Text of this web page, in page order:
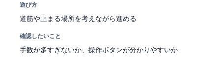
遊び方
道筋や止まる場所を考えながら進める
確認したいこと
手数が多すぎないか、操作ボタンが分かりやすいか